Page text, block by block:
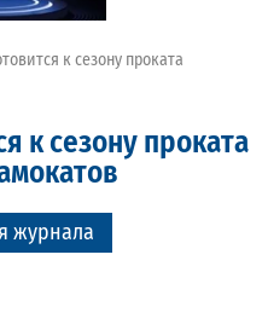
к сезону проката
к сезону проката
журнала